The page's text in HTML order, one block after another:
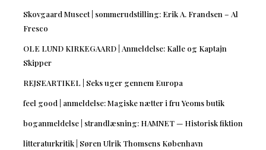
Skovgaard Museet | sommerudstilling: Erik A. Frandsen – Al
Fresco
OLE LUND KIRKEGAARD | Anmeldelse: Kalle og Kaptajn
Skipper
REJSEARTIKEL | Seks uger gennem Europa
feel good | anmeldelse: Magiske nætter i fru Yeoms butik
boganmeldelse | strandlæsning: HAMNET — Historisk fiktion
litteraturkritik | Søren Ulrik Thomsens København